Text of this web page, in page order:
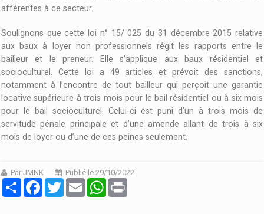
afférentes à ce secteur.
Soulignons que cette loi n° 15/ 025 du 31 décembre 2015 relative
aux baux à loyer non professionnels régit les rapports entre le
bailleur et le preneur. Elle s’applique aux baux résidentiel et
socioculturel. Cette loi a 49 articles et prévoit des sanctions,
notamment à l’encontre de tout bailleur qui perçoit une garantie
locative supérieure à trois mois pour le bail résidentiel ou à six mois
pour le bail socioculturel. Celui-ci est puni d’un à trois mois de
servitude pénale principale et d’une amende allant de trois à six
mois de loyer ou d’une de ces peines seulement.
Par JMNK
Publié le 29/10/2022
PartagerFacebook
Twitter Email WhatsApp